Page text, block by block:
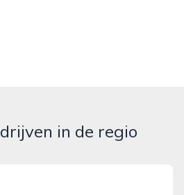
in de regio